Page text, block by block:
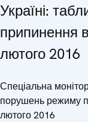
Україні:
припинення
лютого 2016
Спеціальна
порушень режиму
лютого 2016